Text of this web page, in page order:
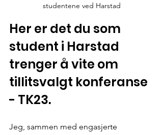
studentene ved Harstad
Her er det du som
student i Harstad
trenger å vite om
tillitsvalgt konferanse
- TK23.
Jeg, sammen med engasjerte